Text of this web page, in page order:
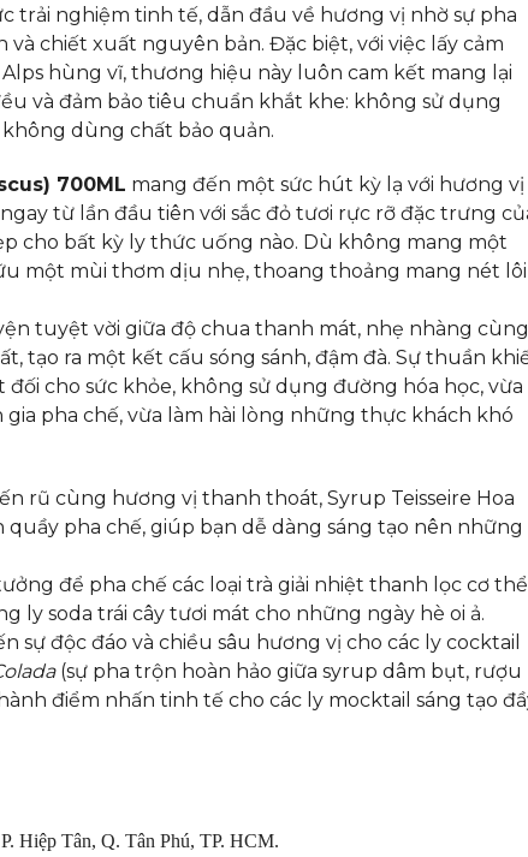
trải nghiệm tinh tế, dẫn đầu về hương vị nhờ sự pha
chiết xuất nguyên bản. Đặc biệt, với việc lấy cảm
hùng vĩ, thương hiệu này luôn cam kết mang lại
và đảm bảo tiêu chuẩn khắt khe: không sử dụng
dùng chất bảo quản.
700ML mang đến một sức hút kỳ lạ với hương vị
từ lần đầu tiên với sắc đỏ tươi rực rỡ đặc trưng
cho bất kỳ ly thức uống nào. Dù không mang một
một mùi thơm dịu nhẹ, thoang thoảng mang nét lôi
tuyệt vời giữa độ chua thanh mát, nhẹ nhàng cùng
tạo ra một kết cấu sóng sánh, đậm đà. Sự thuần
cho sức khỏe, không sử dụng đường hóa học, vừa
pha chế, vừa làm hài lòng những thực khách khó
rũ cùng hương vị thanh thoát, Syrup Teisseire Hoa
pha chế, giúp bạn dễ dàng sáng tạo nên những
để pha chế các loại trà giải nhiệt thanh lọc cơ thể
ly soda trái cây tươi mát cho những ngày hè oi ả.
sự độc đáo và chiều sâu hương vị cho các ly cocktail
(sự pha trộn hoàn hảo giữa syrup dâm bụt, rượu
điểm nhấn tinh tế cho các ly mocktail sáng tạo
Hiệp Tân, Q. Tân Phú, TP. HCM.